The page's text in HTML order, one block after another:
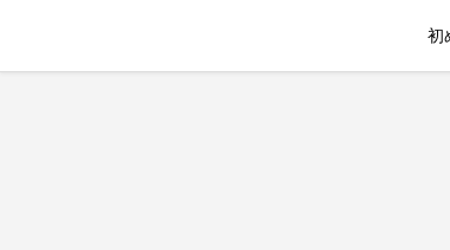
初